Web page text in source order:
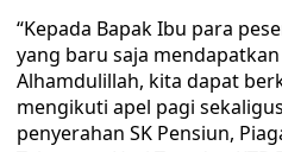
“Kepada Bapak Ibu para
yang baru saja mendapatkan
Alhamdulillah, kita dapat
mengikuti apel pagi
penyerahan SK Pensiun,